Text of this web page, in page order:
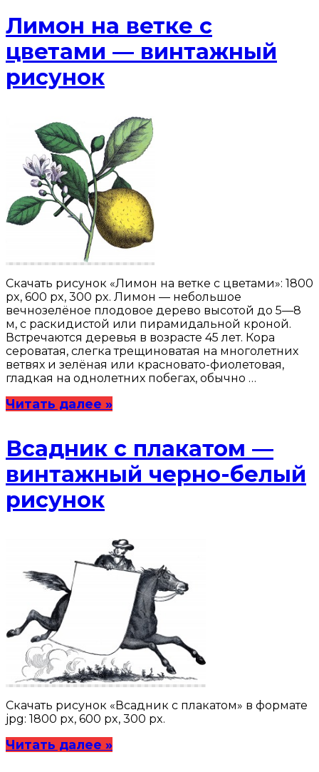
Лимон на ветке с
цветами — винтажный
рисунок
Скачать рисунок «Лимон на ветке с цветами»: 1800
px, 600 px, 300 px. Лимон — небольшое
вечнозелёное плодовое дерево высотой до 5—8
м, с раскидистой или пирамидальной кроной.
Встречаются деревья в возрасте 45 лет. Кора
сероватая, слегка трещиноватая на многолетних
ветвях и зелёная или красновато-фиолетовая,
гладкая на однолетних побегах, обычно …
Читать далее »
Всадник с плакатом —
винтажный черно-белый
рисунок
Скачать рисунок «Всадник с плакатом» в формате
jpg: 1800 px, 600 px, 300 px.
Читать далее »